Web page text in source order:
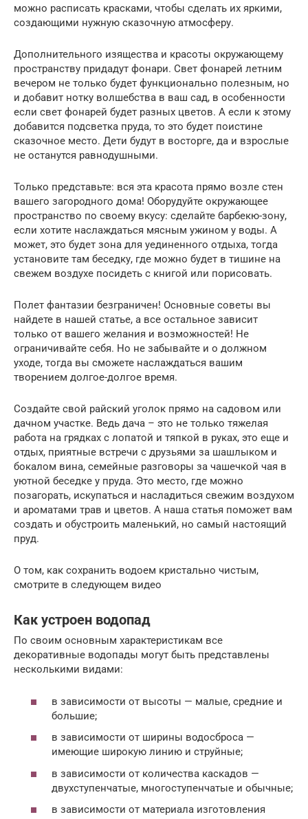
можно расписать красками, чтобы сделать их яркими,
создающими нужную сказочную атмосферу.
Дополнительного изящества и красоты окружающему
пространству придадут фонари. Свет фонарей летним
вечером не только будет функционально полезным, но
и добавит нотку волшебства в ваш сад, в особенности
если свет фонарей будет разных цветов. А если к этому
добавится подсветка пруда, то это будет поистине
сказочное место. Дети будут в восторге, да и взрослые
не останутся равнодушными.
Только представьте: вся эта красота прямо возле стен
вашего загородного дома! Оборудуйте окружающее
пространство по своему вкусу: сделайте барбекю-зону,
если хотите наслаждаться мясным ужином у воды. А
может, это будет зона для уединенного отдыха, тогда
установите там беседку, где можно будет в тишине на
свежем воздухе посидеть с книгой или порисовать.
Полет фантазии безграничен! Основные советы вы
найдете в нашей статье, а все остальное зависит
только от вашего желания и возможностей! Не
ограничивайте себя. Но не забывайте и о должном
уходе, тогда вы сможете наслаждаться вашим
творением долгое-долгое время.
Создайте свой райский уголок прямо на садовом или
дачном участке. Ведь дача – это не только тяжелая
работа на грядках с лопатой и тяпкой в руках, это еще и
отдых, приятные встречи с друзьями за шашлыком и
бокалом вина, семейные разговоры за чашечкой чая в
уютной беседке у пруда. Это место, где можно
позагорать, искупаться и насладиться свежим воздухом
и ароматами трав и цветов. А наша статья поможет вам
создать и обустроить маленький, но самый настоящий
пруд.
О том, как сохранить водоем кристально чистым,
смотрите в следующем видео
Как устроен водопад
По своим основным характеристикам все
декоративные водопады могут быть представлены
несколькими видами:
в зависимости от высоты — малые, средние и
большие;
в зависимости от ширины водосброса —
имеющие широкую линию и струйные;
в зависимости от количества каскадов —
двухступенчатые, многоступенчатые и обычные;
в зависимости от материала изготовления